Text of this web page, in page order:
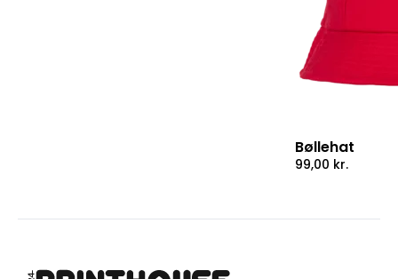
Bøllehat
99,00 kr.